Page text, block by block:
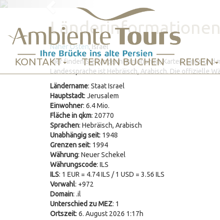
Previous
KONTAKT TERMIN BUCHEN REISEN
Naher Osten, Israel
Hier finden Sie Länderinformationen, Karten, Links
Landessprache ist Hebräisch, Arabisch. Die offizielle
Ländername: Staat Israel
Hauptstadt: Jerusalem
Einwohner: 6.4 Mio.
Fläche in qkm: 20770
Sprachen: Hebräisch, Arabisch
Unabhängig seit: 1948
Grenzen seit: 1994
Währung: Neuer Schekel
Währungscode: ILS
ILS: 1 EUR = 4.74 ILS / 1 USD = 3.56 ILS
Vorwahl: +972
Domain: .il
Unterschied zu MEZ: 1
Ortszeit: 6. August 2026 1:17h